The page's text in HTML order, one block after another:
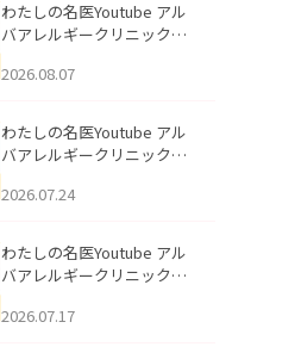
わたしの名医Youtube アル
バアレルギークリニック札
らない理由｜繰り返す人が
説」を公開いたしました。
2026.08.07
わたしの名医Youtube アル
バアレルギークリニック札
える男性へ｜医師が教える
公開いたしました。
2026.07.24
わたしの名医Youtube アル
バアレルギークリニック札
跡にVビームは効く？向いて
2026.07.17